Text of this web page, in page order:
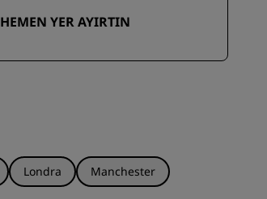
HEMEN YER AYIRTIN
Londra
Manchester